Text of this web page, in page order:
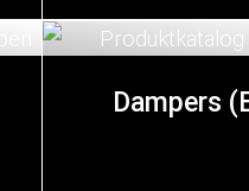
Dampers